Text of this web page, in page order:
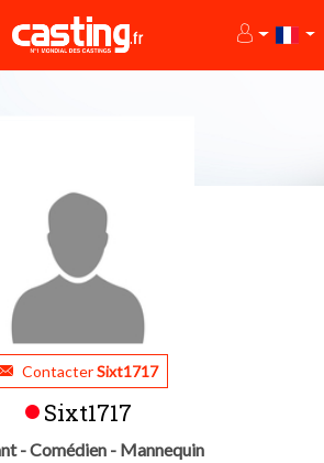
ContacterSixt1717
Sixt1717
- Comédien - Mannequin